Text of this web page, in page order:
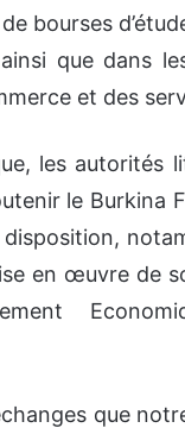
bourses
que dans
et des
les autorités
le Burkina
en œuvre de
que